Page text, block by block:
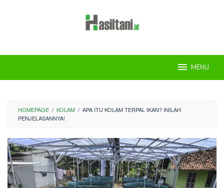
MENU
HOMEPAGE / KOLAM / APA ITU KOLAM TERPAL IKAN? INILAH
PENJELASANNYA!